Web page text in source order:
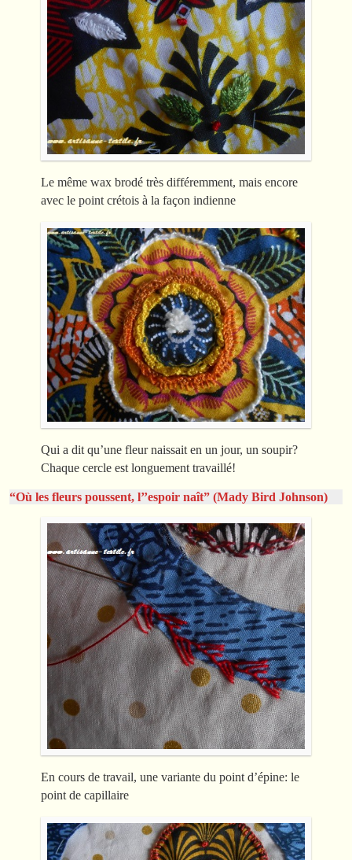
Le même wax brodé très différemment, mais encore
avec le point crétois à la façon indienne
Qui a dit qu’une fleur naissait en un jour, un soupir?
Chaque cercle est longuement travaillé!
“Où les fleurs poussent, l’’espoir naît” (Mady Bird Johnson)
En cours de travail, une variante du point d’épine: le
point de capillaire